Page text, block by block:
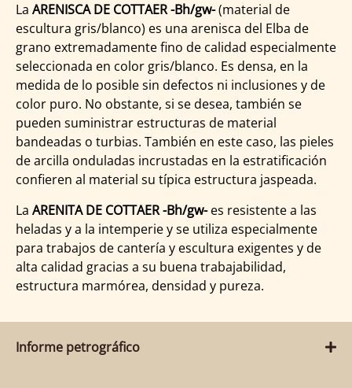
La ARENISCA DE COTTAER -Bh/gw-(material de
escultura gris/blanco) es una arenisca del Elba de
grano extremadamente fino de calidad especialmente
seleccionada en color gris/blanco. Es densa, en la
medida de lo posible sin defectos ni inclusiones y de
color puro. No obstante, si se desea, también se
pueden suministrar estructuras de material
bandeadas o turbias. También en este caso, las pieles
de arcilla onduladas incrustadas en la estratificación
confieren al material su típica estructura jaspeada.
La ARENITA DE COTTAER -Bh/gw-es resistente a las
heladas y a la intemperie y se utiliza especialmente
para trabajos de cantería y escultura exigentes y de
alta calidad gracias a su buena trabajabilidad,
estructura marmórea, densidad y pureza.
Informe petrográfico